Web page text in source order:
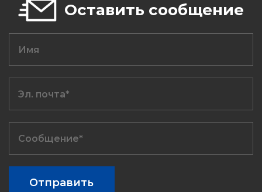
Оставить сообщение